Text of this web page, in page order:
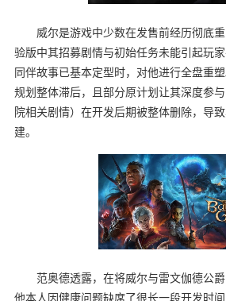
威尔是游戏中少数在发售前经历彻底重
验版中其招募剧情与初始任务未能引起玩
同伴故事已基本定型时，对他进行全盘重
规划整体滞后，且部分原计划让其深度参
院相关剧情）在开发后期被整体删除，导
建。
范奥德透露，在将威尔与雷文伽德公爵
他本人因健康问题缺席了很长一段开发时